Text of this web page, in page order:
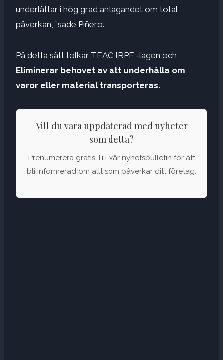
underlättar i hög grad antagandet om total
påverkan, ”sade Piñero.
På detta sätt tolkar TEAC IRPF -lagen och
Eliminerar behovet av att underhålla om
varor eller material transporteras.
Vill du vara uppdaterad med nyheter
som detta?
Prenumerera gratisTill vår nyhetsbulletin för att
bli informerad om allt som påverkar ditt företag.